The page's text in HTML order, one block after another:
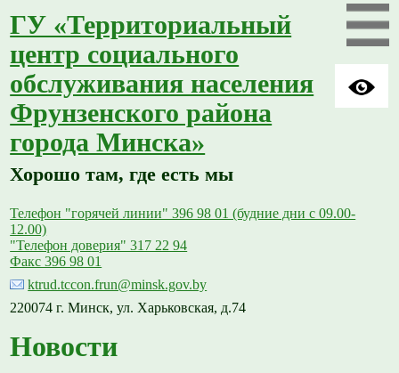
ГУ «Территориальный
центр социального
обслуживания населения
Фрунзенского района
города Минска»
Хорошо там, где есть мы
Телефон "горячей линии" 396 98 01 (будние дни с 09.00-
12.00)
"Телефон доверия" 317 22 94
Факс 396 98 01
ktrud.tccon.frun@minsk.gov.by
220074 г. Минск, ул. Харьковская, д.74
Новости